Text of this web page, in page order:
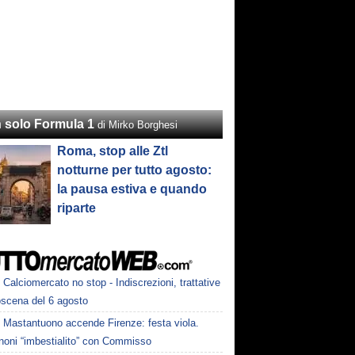
solo Formula 1 di Mirko Borghesi
Roma, stop alle Ztl
notturne per tutto agosto:
la pausa estiva e quando
riparte
Calciomercato no stop - Indiscrezioni, trattative
del 6 agosto
Mastantuono accende Firenze: festa viola.
“imbestialito” con Commisso